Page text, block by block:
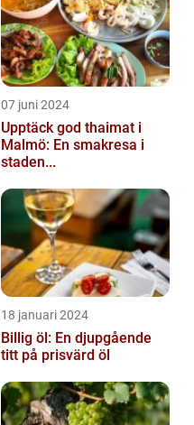
07 juni 2024
Upptäck god thaimat i
Malmö: En smakresa i
staden...
18 januari 2024
Billig öl: En djupgående
titt på prisvärd öl